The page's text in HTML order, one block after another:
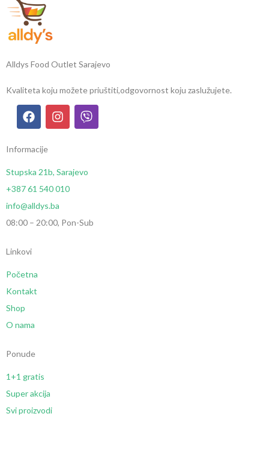
Alldys Food Outlet Sarajevo
Kvaliteta koju možete priuštiti,odgovornost koju zaslužujete.
Informacije
Stupska 21b, Sarajevo
+387 61 540 010
info@alldys.ba
08:00 – 20:00, Pon-Sub
Linkovi
Početna
Kontakt
Shop
O nama
Ponude
1+1 gratis
Super akcija
Svi proizvodi